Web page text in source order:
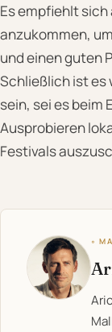
Es empfiehlt
anzukommen,
und einen guten
Schließlich ist es
sein, sei es beim
Ausprobieren
Festivals
◦